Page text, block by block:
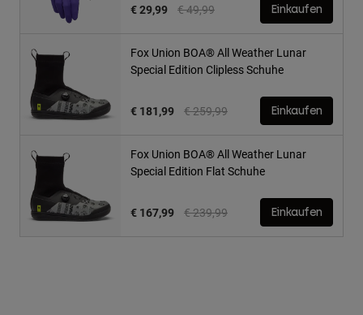
Price reduced from
€ 49,99to
€ 29,99 Einkaufen
Fox Union BOA® All Weather Lunar
Special Edition Clipless Schuhe
Price reduced from
€ 259,99to
€ 181,99 Einkaufen
Fox Union BOA® All Weather Lunar
Special Edition Flat Schuhe
Price reduced from
€ 239,99to
€ 167,99 Einkaufen